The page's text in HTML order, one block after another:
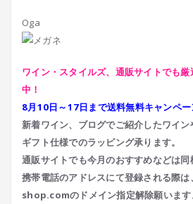
Oga
ワイン・スタイルズ、通販サイトでも
中！
8月10日～17日まで送料無料キャンペー
新着ワイン、ブログでご紹介したワイン
ギフト仕様でのラッピング承ります。
通販サイトでも今月のおすすめなどは同
携帯電話のアドレスにて登録される際は、
shop.comのドメイン指定解除願います